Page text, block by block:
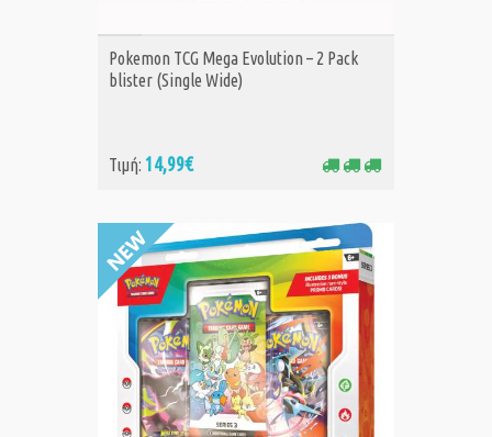
ΑΓΟΡΑ
Pokemon TCG Mega Evolution – 2 Pack
blister (Single Wide)
Τιμή: 14,99€